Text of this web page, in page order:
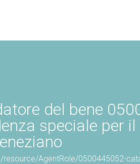
del bene
speciale per il
AgentRole/0500445052-